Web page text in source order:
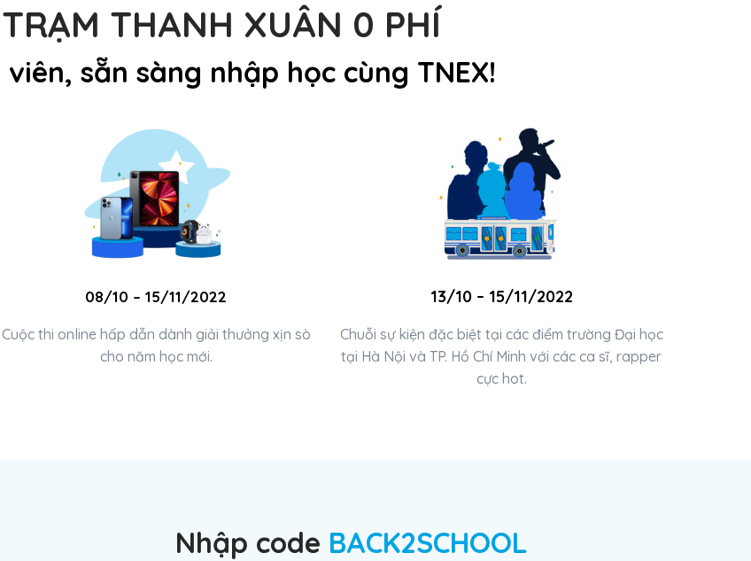
TRẠM THANH XUÂN 0 PHÍ
sẵn sàng nhập học cùng TNEX!
08/10 – 15/11/2022
Cuộc thi online hấp dẫn dành giải thưởng xịn sò
cho năm học mới.
13/10 – 15/11/2022
Chuỗi sự kiện đặc biệt tại các điểm trường Đại học
tại Hà Nội và TP. Hồ Chí Minh với các ca sĩ, rapper
cực hot.
Nhập code BACK2SCHOOL